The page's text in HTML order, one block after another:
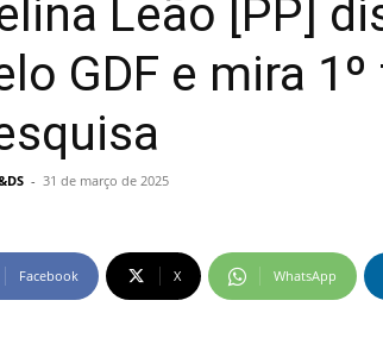
Leão [PP]
GDF e mira
- 31 de março de 2025
Facebook X WhatsApp